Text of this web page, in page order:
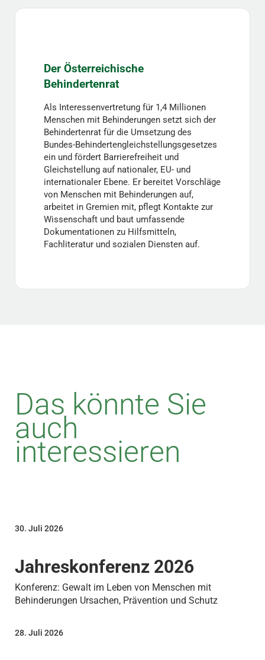
Der Österreichische
Behindertenrat
Als Interessenvertretung für 1,4 Millionen
Menschen mit Behinderungen setzt sich der
Behindertenrat für die Umsetzung des
Bundes-Behindertengleichstellungsgesetzes
ein und fördert Barrierefreiheit und
Gleichstellung auf nationaler, EU- und
internationaler Ebene. Er bereitet Vorschläge
von Menschen mit Behinderungen auf,
arbeitet in Gremien mit, pflegt Kontakte zur
Wissenschaft und baut umfassende
Dokumentationen zu Hilfsmitteln,
Fachliteratur und sozialen Diensten auf.
Das könnte Sie
auch
interessieren
Jahreskonferenz 2026
30. Juli 2026
Konferenz: Gewalt im Leben von Menschen mit
Behinderungen Ursachen, Prävention und Schutz
28. Juli 2026